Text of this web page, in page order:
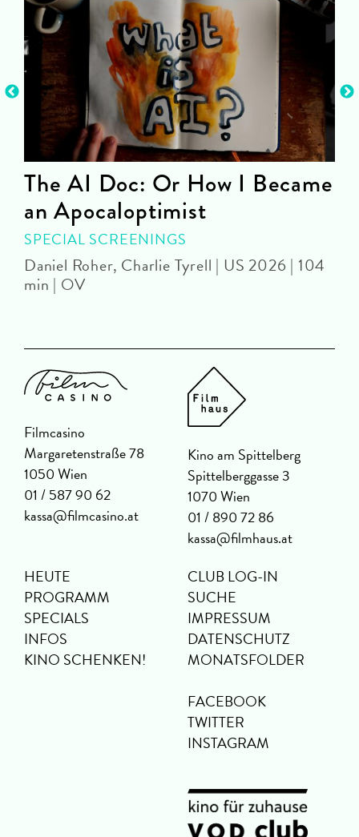
The AI Doc: Or How I Became
an Apocaloptimist
SPECIAL SCREENINGS
Daniel Roher, Charlie Tyrell | US 2026 | 104
min | OV
Filmcasino
Margaretenstraße 78
1050 Wien
01 / 587 90 62
kassa@filmcasino.at
Kino am Spittelberg
Spittelberggasse 3
1070 Wien
01 / 890 72 86
kassa@filmhaus.at
HEUTE
PROGRAMM
SPECIALS
INFOS
KINO SCHENKEN!
CLUB LOG-IN
SUCHE
IMPRESSUM
DATENSCHUTZ
MONATSFOLDER
FACEBOOK
TWITTER
INSTAGRAM